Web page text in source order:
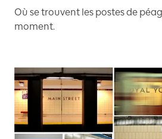
Où se trouvent les postes de
moment.